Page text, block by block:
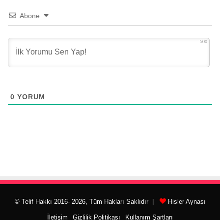
Abone
500
0 YORUM
© Telif Hakkı 2016- 2026, Tüm Hakları Saklıdır | Hisler Aynası
İletişim Gizlilik Politikası Kullanım Şartları